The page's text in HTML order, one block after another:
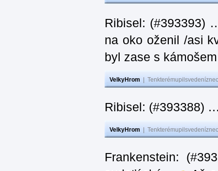
Ribisel: (#393393)
na oko oženil /asi
byl zase s
VelkyHrom
Ribisel: (#393388)
VelkyHrom
Frankenstein: